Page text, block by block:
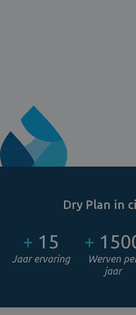
Dry Plan in
+ 15
Jaar ervaring
+
Werven
jaar